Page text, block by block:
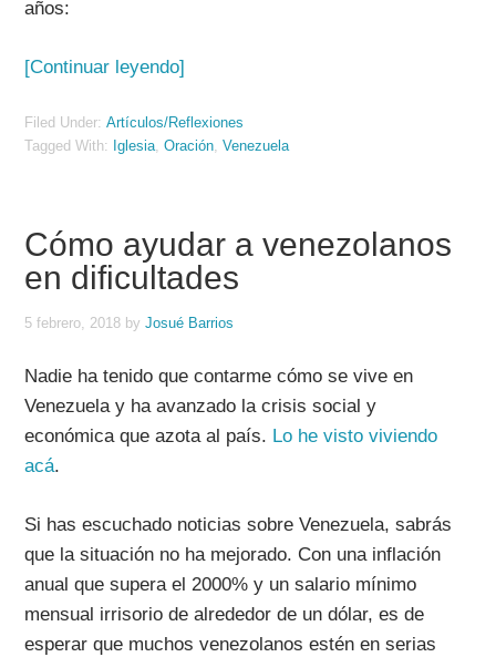
años:
[Continuar leyendo]
Filed Under:Artículos/Reflexiones
Tagged With: Iglesia,Oración,Venezuela
Cómo ayudar a venezolanos
en dificultades
5 febrero, 2018 byJosué Barrios
Nadie ha tenido que contarme cómo se vive en
Venezuela y ha avanzado la crisis social y
económica que azota al país. Lo he visto viviendo
acá.
Si has escuchado noticias sobre Venezuela, sabrás
que la situación no ha mejorado. Con una inflación
anual que supera el 2000% y un salario mínimo
mensual irrisorio de alrededor de un dólar, es de
esperar que muchos venezolanos estén en serias